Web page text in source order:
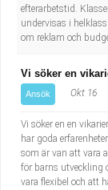
efterarbetstid.
undervisas i
om reklam och
Vi söker en
Ansök Okt 16
Vi söker en en
har goda
som är van att vara
för barns utveckling
vara flexibel och att